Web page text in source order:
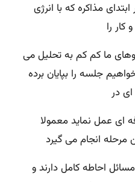
مذاکره که با انرژی
را
ما کم کم به تحلیل می
جلسه را بپایان برده
ای در
ای عمل نماید معمولا
مرحله انجام می گیرد
احاطه کامل دارند و